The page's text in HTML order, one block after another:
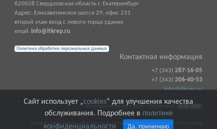
620028 Свердловская область г. Екатеринбург
Адрес: Елизаветинское шоссе 29, офис 231
второй этаж вход с левого торца здания
email: info@itkrep.ru
Политика обработки персональных данных
Контактная информация
+7 (343) 287-16-05
+7 (343) 206-40-53
info@itkrep.ru
Информация на сайте обновлена 23.07.2026
Копирование изображений и текстового материала допустимо только с письменного
Сайт использует „cookies“ для улучшения качества
обслуживания. Подробнее в политике
конфиденциальности
Да, принимаю